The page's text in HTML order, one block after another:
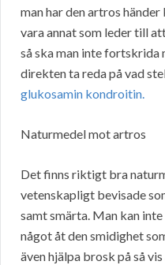
man har den artros
vara annat som leder till
så ska man inte fortskrida
direkten ta reda på vad
glukosamin kondroitin.
Naturmedel mot artros
Det finns riktigt bra
vetenskapligt bevisade
samt smärta. Man kan
något åt den smidighet
även hjälpa brosk på så